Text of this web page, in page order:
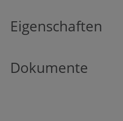
Eigenschaften
Dokumente